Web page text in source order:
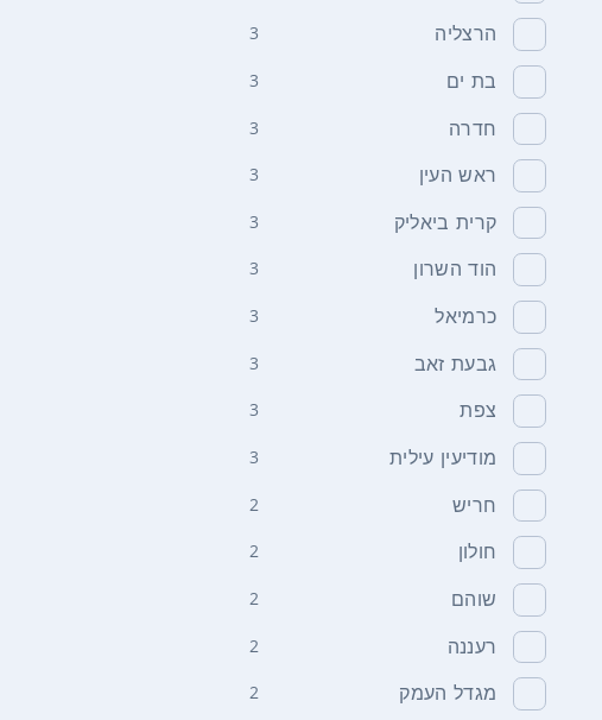
הרצליה 3
בת ים 3
חדרה 3
ראש העין 3
קרית ביאליק 3
הוד השרון 3
כרמיאל 3
גבעת זאב 3
צפת 3
מודיעין עילית 3
חריש 2
חולון 2
שוהם 2
רעננה 2
מגדל העמק 2